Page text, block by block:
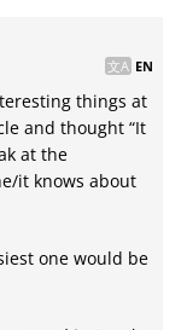
EN
things at
and thought “It
at the
it knows about
one would be